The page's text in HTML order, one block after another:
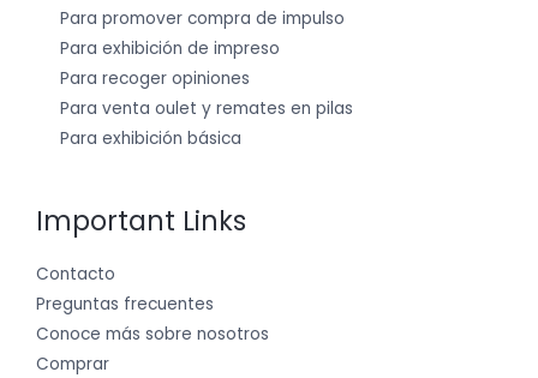
Para promover compra de impulso
Para exhibición de impreso
Para recoger opiniones
Para venta oulet y remates en pilas
Para exhibición básica
Important Links
Contacto
Preguntas frecuentes
Conoce más sobre nosotros
Comprar